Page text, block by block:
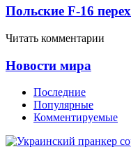
Польские F-16
Читать комментарии
Новости мира
Последние
Популярные
Комментируемые